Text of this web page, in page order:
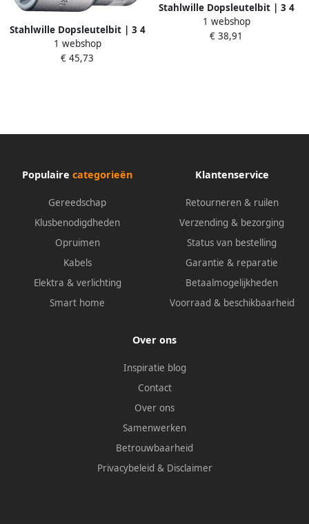
Stahlwille Dopsleutelbit | 3 4
inch 6-kant | sleutelwijdte 46
mm | lengte 73 mm | 1 stuk
1 webshop
€ 45,73
Stahlwille Dopsleutelbit | 3 4
inch 6-kant | sleutelwijdte 24
mm | lengte 90 mm | 1 stuk
1 webshop
€ 38,91
Populaire categorieën
Gereedschap
Klusbenodigdheden
Opruimen
Kabels
Elektra & verlichting
Smart home
Klantenservice
Retourneren & ruilen
Verzending & bezorging
Status van bestelling
Garantie & reparatie
Betaalmogelijkheden
Voorraad & beschikbaarheid
Over ons
Inspiratie blog
Contact
Over ons
Samenwerken
Betrouwbaarheid
Privacybeleid & Disclaimer